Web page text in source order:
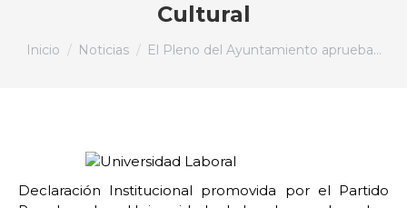
Cultural
Estás aquí:
Inicio Noticias El Pleno del Ayuntamiento aprueba…
Declaración Institucional promovida por el Partido